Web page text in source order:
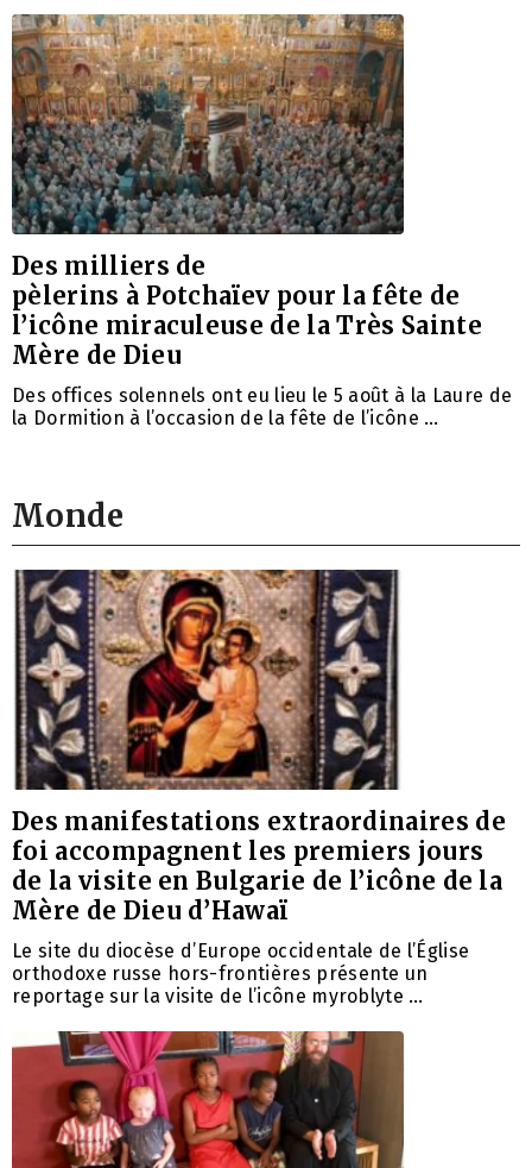
Des milliers de
pèlerins à Potchaïev pour la fête de
l’icône miraculeuse de la Très Sainte
Mère de Dieu
Des offices solennels ont eu lieu le 5 août à la Laure de
la Dormition à l’occasion de la fête de l’icône …
Monde
Des manifestations extraordinaires de
foi accompagnent les premiers jours
de la visite en Bulgarie de l’icône de la
Mère de Dieu d’Hawaï
Le site du diocèse d’Europe occidentale de l’Église
orthodoxe russe hors-frontières présente un
reportage sur la visite de l’icône myroblyte …